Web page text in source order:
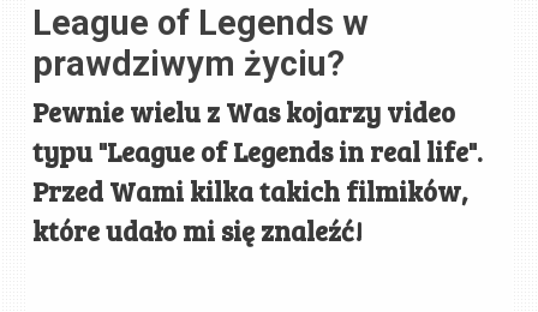
League of Legends w
prawdziwym życiu?
Pewnie wielu z Was kojarzy video
typu "League of Legends in real life".
Przed Wami kilka takich filmików,
które udało mi się znaleźć!